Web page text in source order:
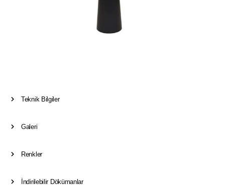
Teknik Bilgiler
Galeri
Renkler
İndirilebilir Dökümanlar